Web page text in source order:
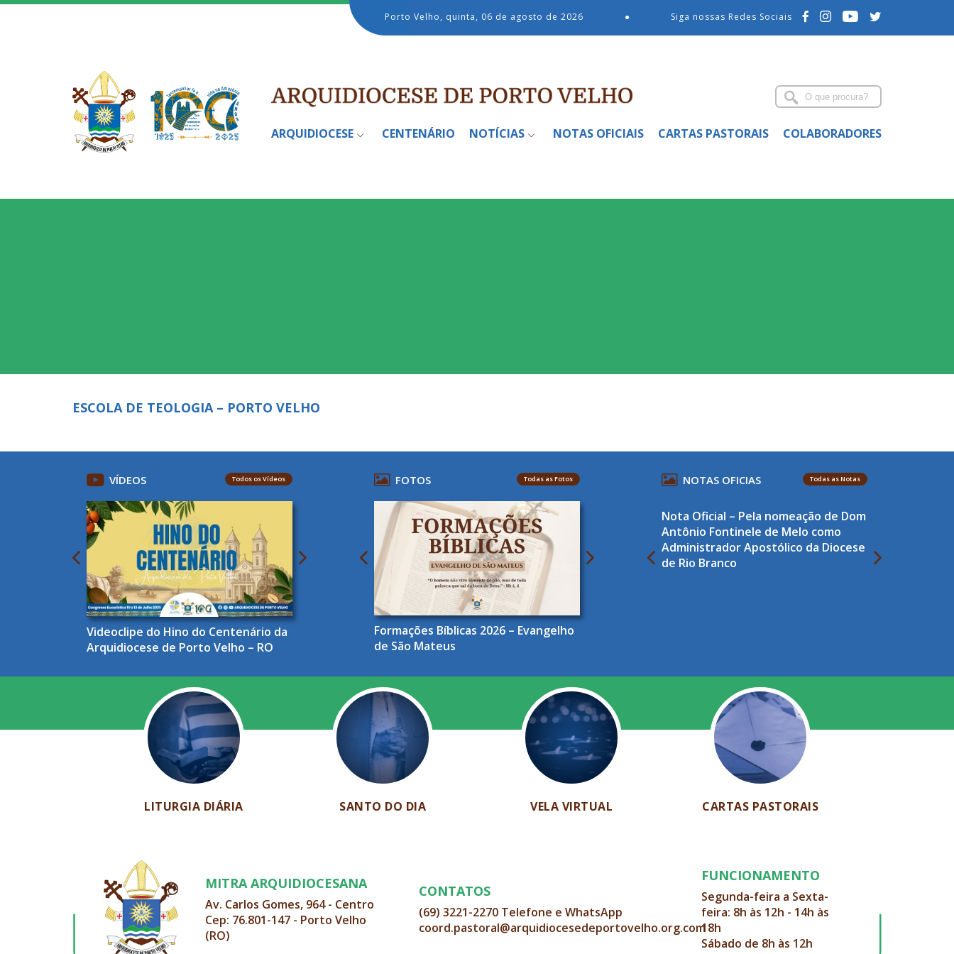
Porto Velho, quinta, 06 de agosto de 2026 ● Siga nossas Redes Sociais
ARQUIDIOCESE CENTENÁRIO NOTÍCIAS NOTAS OFICIAIS CARTAS PASTORAIS COLABORADORES
ESCOLA DE TEOLOGIA – PORTO VELHO
VÍDEOS Todos os Vídeos
Videoclipe do Hino do Centenário da
Arquidiocese de Porto Velho – RO
Lançamento Do Hino Oficial Do
Centenário Da Igreja De Porto Velho
FOTOS Todas as Fotos
Formações Bíblicas 2026 – Evangelho
de São Mateus
NOTAS OFICIAS Todas as Notas
Nota Oficial – Pela nomeação de Dom
Antônio Fontinele de Melo como
Administrador Apostólico da Diocese
de Rio Branco
LITURGIA DIÁRIA SANTO DO DIA VELA VIRTUAL CARTAS PASTORAIS
MITRA ARQUIDIOCESANA
Av. Carlos Gomes, 964 - Centro
Cep: 76.801-147 - Porto Velho
(RO)
CONTATOS
(69) 3221-2270 Telefone e WhatsApp
coord.pastoral@arquidiocesedeportovelho.org.com
FUNCIONAMENTO
Segunda-feira a Sexta-
feira: 8h às 12h - 14h às
18h
Sábado de 8h às 12h